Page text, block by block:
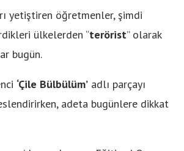
yetiştiren öğretmenler, şimdi
ülkelerden “terörist” olarak
bugün.
‘Çile Bülbülüm’ adlı parçayı
adeta bugünlere dikkat